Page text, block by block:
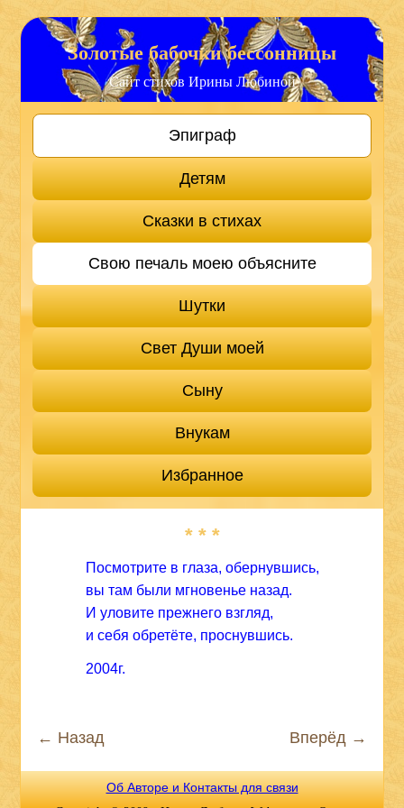
Золотые бабочки бессонницы
Сайт стихов Ирины Любиной
Эпиграф
Детям
Сказки в стихах
Свою печаль моею объясните
Шутки
Свет Души моей
Сыну
Внукам
Избранное
* * *
Посмотрите в глаза, обернувшись,
вы там были мгновенье назад.
И уловите прежнего взгляд,
и себя обретёте, проснувшись.
2004г.
← Назад Вперёд →
Об Авторе и Контакты для связи